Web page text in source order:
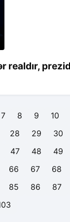
realdır,
7 8 9 10
28 29 30
47 48 49
66 67 68
85 86 87